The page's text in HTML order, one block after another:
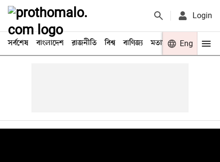
Login
সর্বশেষ বাংলাদেশ রাজনীতি বিশ্ব বাণিজ্য মতামত খেলা
Eng